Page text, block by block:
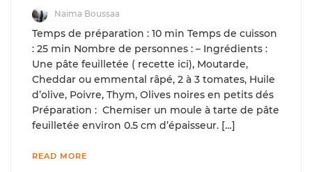
Naima Boussaa
Temps de préparation : 10 min Temps de cuisson
: 25 min Nombre de personnes : – Ingrédients :
Une pâte feuilletée ( recette ici), Moutarde,
Cheddar ou emmental râpé, 2 à 3 tomates, Huile
d’olive, Poivre, Thym, Olives noires en petits dés
Préparation : Chemiser un moule à tarte de pâte
feuilletée environ 0.5 cm d’épaisseur. […]
READ MORE